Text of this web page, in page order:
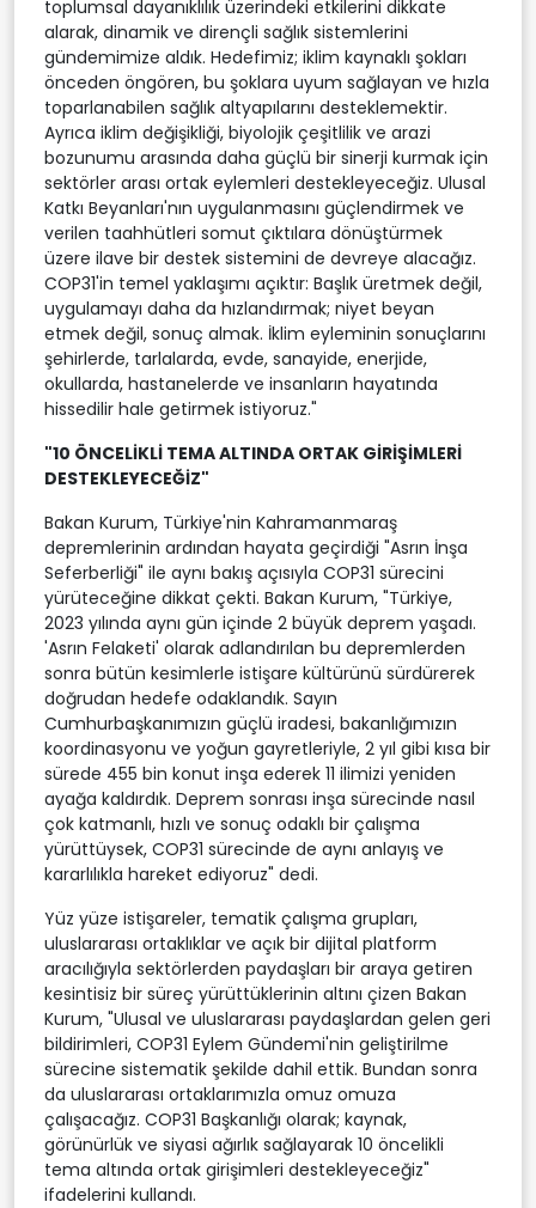
toplumsal dayanıklılık üzerindeki etkilerini dikkate
alarak, dinamik ve dirençli sağlık sistemlerini
gündemimize aldık. Hedefimiz; iklim kaynaklı şokları
önceden öngören, bu şoklara uyum sağlayan ve hızla
toparlanabilen sağlık altyapılarını desteklemektir.
Ayrıca iklim değişikliği, biyolojik çeşitlilik ve arazi
bozunumu arasında daha güçlü bir sinerji kurmak için
sektörler arası ortak eylemleri destekleyeceğiz. Ulusal
Katkı Beyanları'nın uygulanmasını güçlendirmek ve
verilen taahhütleri somut çıktılara dönüştürmek
üzere ilave bir destek sistemini de devreye alacağız.
COP31'in temel yaklaşımı açıktır: Başlık üretmek değil,
uygulamayı daha da hızlandırmak; niyet beyan
etmek değil, sonuç almak. İklim eyleminin sonuçlarını
şehirlerde, tarlalarda, evde, sanayide, enerjide,
okullarda, hastanelerde ve insanların hayatında
hissedilir hale getirmek istiyoruz."
"10 ÖNCELİKLİ TEMA ALTINDA ORTAK GİRİŞİMLERİ
DESTEKLEYECEĞİZ"
Bakan Kurum, Türkiye'nin Kahramanmaraş
depremlerinin ardından hayata geçirdiği "Asrın İnşa
Seferberliği" ile aynı bakış açısıyla COP31 sürecini
yürüteceğine dikkat çekti. Bakan Kurum, "Türkiye,
2023 yılında aynı gün içinde 2 büyük deprem yaşadı.
'Asrın Felaketi' olarak adlandırılan bu depremlerden
sonra bütün kesimlerle istişare kültürünü sürdürerek
doğrudan hedefe odaklandık. Sayın
Cumhurbaşkanımızın güçlü iradesi, bakanlığımızın
koordinasyonu ve yoğun gayretleriyle, 2 yıl gibi kısa bir
sürede 455 bin konut inşa ederek 11 ilimizi yeniden
ayağa kaldırdık. Deprem sonrası inşa sürecinde nasıl
çok katmanlı, hızlı ve sonuç odaklı bir çalışma
yürüttüysek, COP31 sürecinde de aynı anlayış ve
kararlılıkla hareket ediyoruz" dedi.
Yüz yüze istişareler, tematik çalışma grupları,
uluslararası ortaklıklar ve açık bir dijital platform
aracılığıyla sektörlerden paydaşları bir araya getiren
kesintisiz bir süreç yürüttüklerinin altını çizen Bakan
Kurum, "Ulusal ve uluslararası paydaşlardan gelen geri
bildirimleri, COP31 Eylem Gündemi'nin geliştirilme
sürecine sistematik şekilde dahil ettik. Bundan sonra
da uluslararası ortaklarımızla omuz omuza
çalışacağız. COP31 Başkanlığı olarak; kaynak,
görünürlük ve siyasi ağırlık sağlayarak 10 öncelikli
tema altında ortak girişimleri destekleyeceğiz"
ifadelerini kullandı.